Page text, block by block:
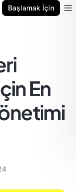
Başlamak İçin
En